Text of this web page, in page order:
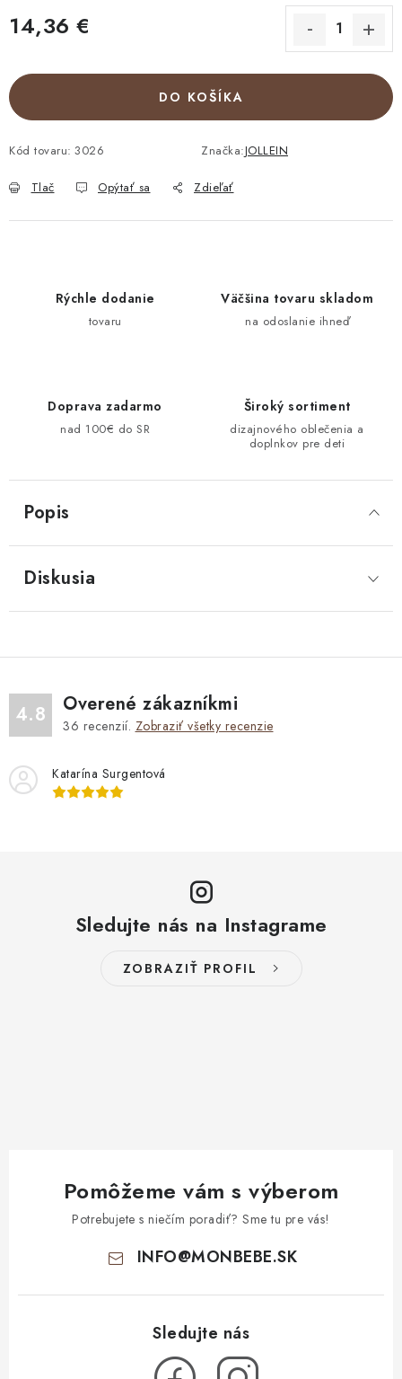
14,36 €
DO KOŠÍKA
Kód tovaru: 3026 Značka:JOLLEIN
Tlač Opýtať sa Zdieľať
Rýchle dodanie
tovaru
Väčšina tovaru skladom
na odoslanie ihneď
Doprava zadarmo
nad 100€ do SR
Široký sortiment
dizajnového oblečenia a
doplnkov pre deti
Popis
Diskusia
4.8 Overené zákazníkmi
36 recenzií. Zobraziť všetky recenzie
Katarína Surgentová
Sledujte nás na Instagrame
ZOBRAZIŤ PROFIL
Pomôžeme vám s výberom
Potrebujete s niečím poradiť? Sme tu pre vás!
INFO@MONBEBE.SK